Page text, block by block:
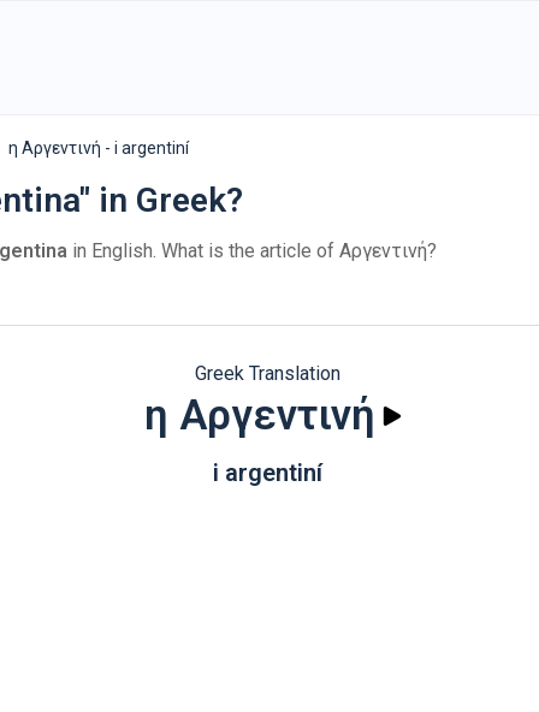
η Αργεντινή - i argentiní
in Greek?
in English. What is the article of Αργεντινή?
Greek Translation
η Αργεντινή
i argentiní